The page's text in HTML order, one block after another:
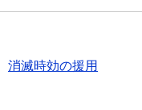
消滅時効の援用